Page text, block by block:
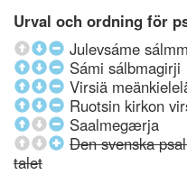
Urval och ordning för
Julevsáme
Sámi sálbmagirji
Virsiä
Ruotsin kirkon
Saalmegærja
Den svenska
talet